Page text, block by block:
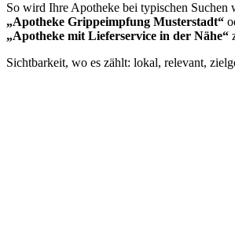
So wird Ihre Apotheke bei typischen Suchen
„Apotheke Grippeimpfung Musterstadt“
„Apotheke mit Lieferservice in der Nähe“
Sichtbarkeit, wo es zählt: lokal, relevant,